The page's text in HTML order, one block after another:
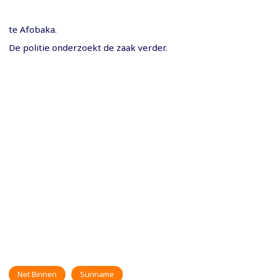
te Afobaka.
De politie onderzoekt de zaak verder.
Net Binnen Suriname